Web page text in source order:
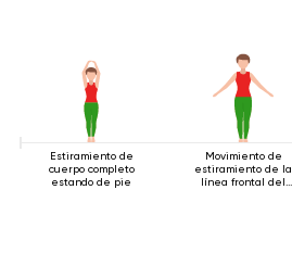
Estiramiento de
cuerpo completo
estando de pie
Movimiento de
estiramiento de la
línea frontal del